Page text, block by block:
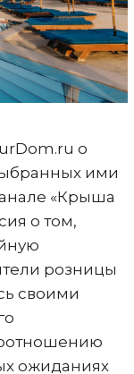
о
ими
«Крыша
о том,
розницы
своими
ожиданиях